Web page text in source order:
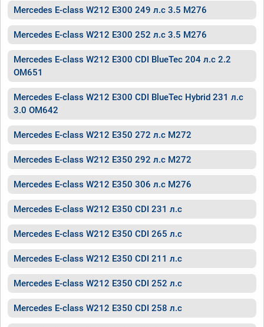
Mercedes E-class W212 E300 249 л.с 3.5 M276
Mercedes E-class W212 E300 252 л.с 3.5 M276
Mercedes E-class W212 E300 CDI BlueTec 204 л.с 2.2
OM651
Mercedes E-class W212 E300 CDI BlueTec Hybrid 231 л.с
3.0 OM642
Mercedes E-class W212 E350 272 л.с M272
Mercedes E-class W212 E350 292 л.с M272
Mercedes E-class W212 E350 306 л.с M276
Mercedes E-class W212 E350 CDI 231 л.с
Mercedes E-class W212 E350 CDI 265 л.с
Mercedes E-class W212 E350 CDI 211 л.с
Mercedes E-class W212 E350 CDI 252 л.с
Mercedes E-class W212 E350 CDI 258 л.с